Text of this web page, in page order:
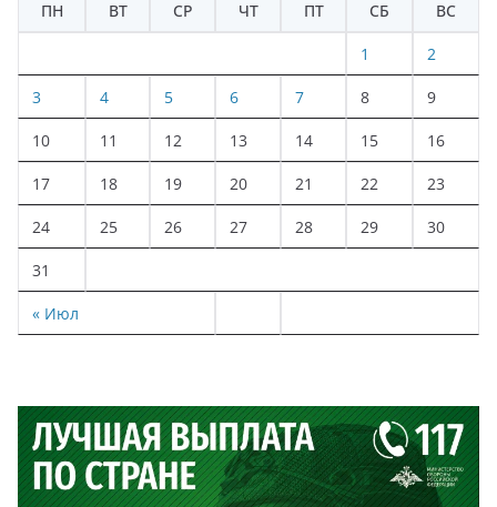
ПН ВТ СР ЧТ ПТ СБ ВС
« Июл
1 2
3 4 5 6 7 8 9
10 11 12 13 14 15 16
17 18 19 20 21 22 23
24 25 26 27 28 29 30
31